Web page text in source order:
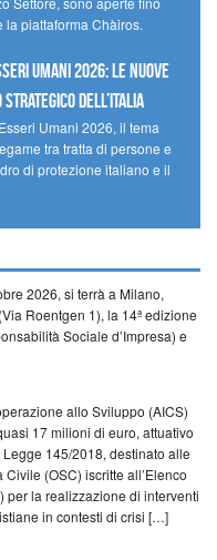
piattaforma Chàiros.
UMANI 2026: LE NUOVE
DELL’ITALIA
Umani 2026, il tema
tra tratta di persone e
di protezione italiano e il
2026, si terrà a Milano,
Roentgen 1), la 14ª edizione
Sociale d’Impresa) e
allo Sviluppo (AICS)
17 milioni di euro, attuativo
145/2018, destinato alle
(OSC) iscritte all’Elenco
per la realizzazione di interventi
in contesti di crisi […]